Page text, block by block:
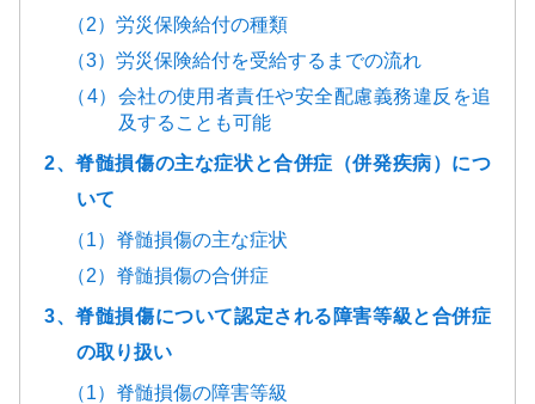
（2）労災保険給付の種類
（3）労災保険給付を受給するまでの流れ
（4）会社の使用者責任や安全配慮義務違反を追
及することも可能
2、脊髄損傷の主な症状と合併症（併発疾病）につ
いて
（1）脊髄損傷の主な症状
（2）脊髄損傷の合併症
3、脊髄損傷について認定される障害等級と合併症
の取り扱い
（1）脊髄損傷の障害等級